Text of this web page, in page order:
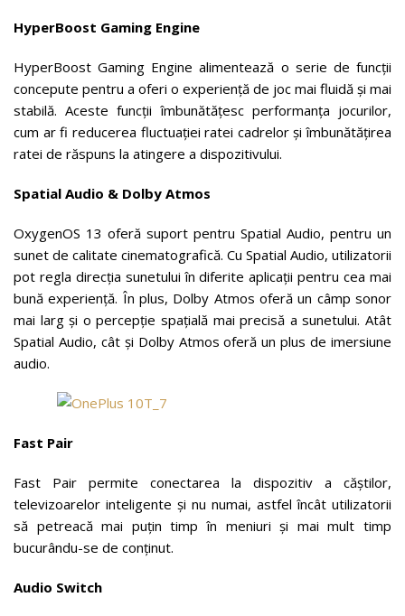
HyperBoost Gaming Engine
HyperBoost Gaming Engine alimentează o serie de funcții
concepute pentru a oferi o experiență de joc mai fluidă și mai
stabilă. Aceste funcții îmbunătățesc performanța jocurilor,
cum ar fi reducerea fluctuației ratei cadrelor și îmbunătățirea
ratei de răspuns la atingere a dispozitivului.
Spatial Audio & Dolby Atmos
OxygenOS 13 oferă suport pentru Spatial Audio, pentru un
sunet de calitate cinematografică. Cu Spatial Audio, utilizatorii
pot regla direcția sunetului în diferite aplicații pentru cea mai
bună experiență. În plus, Dolby Atmos oferă un câmp sonor
mai larg și o percepție spațială mai precisă a sunetului. Atât
Spatial Audio, cât și Dolby Atmos oferă un plus de imersiune
audio.
Fast Pair
Fast Pair permite conectarea la dispozitiv a căștilor,
televizoarelor inteligente și nu numai, astfel încât utilizatorii
să petreacă mai puțin timp în meniuri și mai mult timp
bucurându-se de conținut.
Audio Switch